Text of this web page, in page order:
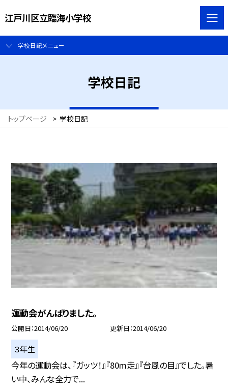
江戸川区立臨海小学校
学校日記メニュー
学校日記
トップページ > 学校日記
運動会がんばりました。
公開日 2014/06/20 更新日 2014/06/20
３年生
今年の運動会は、『ガッツ！』『80m走』『台風の目』でした。暑
い中、みんな全力で...